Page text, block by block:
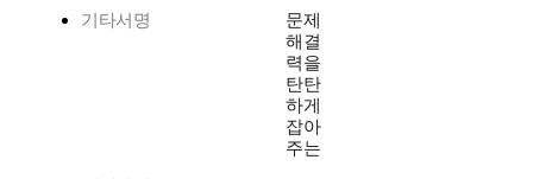
기타서명
문제
해결
력을
탄탄
하게
잡아
주는